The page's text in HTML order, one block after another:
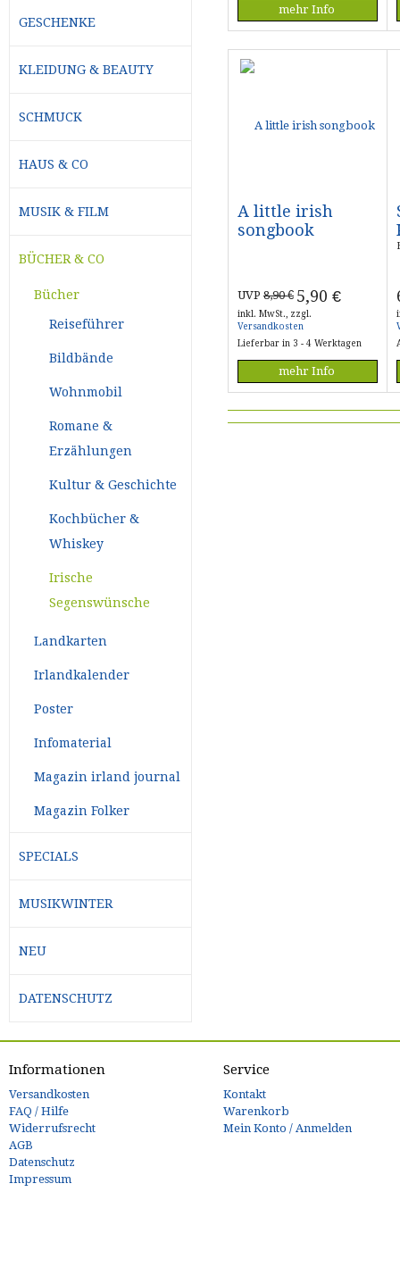
mehr Info
A little irish
songbook
UVP 8,90 € 5,90 €
inkl. MwSt., zzgl.
Versandkosten
Lieferbar in 3 - 4 Werktagen
mehr Info
GESCHENKE
KLEIDUNG & BEAUTY
SCHMUCK
HAUS & CO
MUSIK & FILM
BÜCHER & CO
Bücher
Reiseführer
Bildbände
Wohnmobil
Romane &
Erzählungen
Kultur & Geschichte
Kochbücher &
Whiskey
Irische
Segenswünsche
Landkarten
Irlandkalender
Poster
Infomaterial
Magazin irland journal
Magazin Folker
SPECIALS
MUSIKWINTER
NEU
DATENSCHUTZ
Informationen
Versandkosten
FAQ / Hilfe
Widerrufsrecht
AGB
Datenschutz
Impressum
Service
Kontakt
Warenkorb
Mein Konto / Anmelden